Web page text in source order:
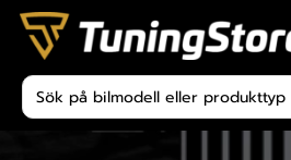
Skip to content
Produktsökning